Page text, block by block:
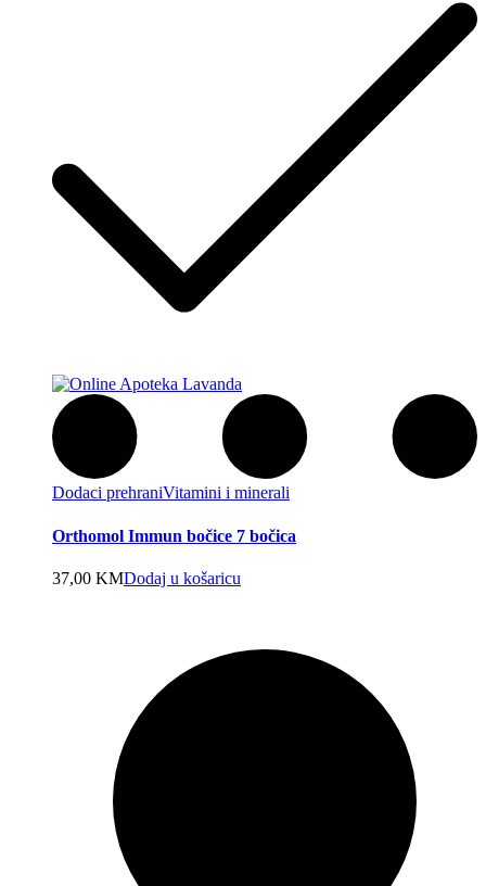
Dodaci prehraniVitamini i minerali
Orthomol Immun bočice 7 bočica
37,00 KMDodaj u košaricu